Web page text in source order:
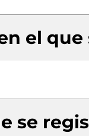
el que
se